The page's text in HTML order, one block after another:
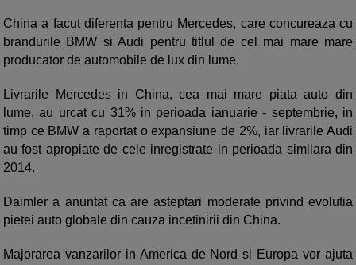
China a facut diferenta pentru Mercedes, care concureaza cu
brandurile BMW si Audi pentru titlul de cel mai mare mare
producator de automobile de lux din lume.
Livrarile Mercedes in China, cea mai mare piata auto din
lume, au urcat cu 31% in perioada ianuarie - septembrie, in
timp ce BMW a raportat o expansiune de 2%, iar livrarile Audi
au fost apropiate de cele inregistrate in perioada similara din
2014.
Daimler a anuntat ca are asteptari moderate privind evolutia
pietei auto globale din cauza incetinirii din China.
Majorarea vanzarilor in America de Nord si Europa vor ajuta